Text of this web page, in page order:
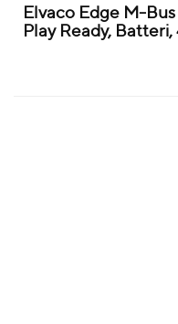
Elvaco Edge M-
Play Ready,